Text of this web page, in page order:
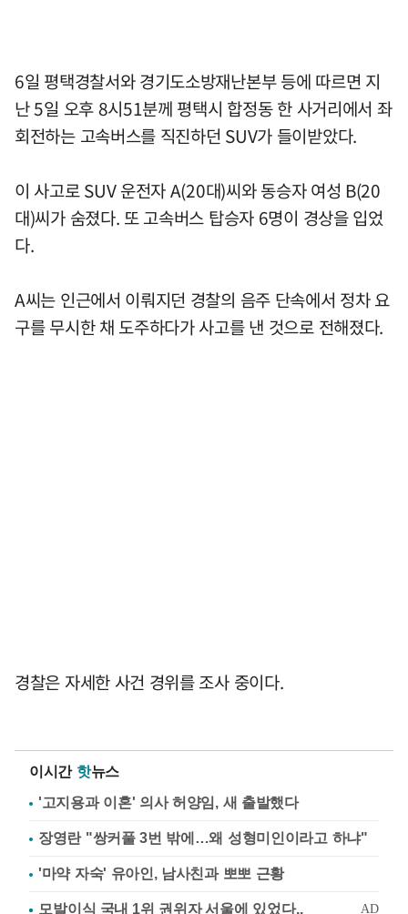
6일 평택경찰서와 경기도소방재난본부 등에 따르면 지
난 5일 오후 8시51분께 평택시 합정동 한 사거리에서 좌
회전하는 고속버스를 직진하던 SUV가 들이받았다.
이 사고로 SUV 운전자 A(20대)씨와 동승자 여성 B(20
대)씨가 숨졌다. 또 고속버스 탑승자 6명이 경상을 입었
다.
A씨는 인근에서 이뤄지던 경찰의 음주 단속에서 정차 요
구를 무시한 채 도주하다가 사고를 낸 것으로 전해졌다.
경찰은 자세한 사건 경위를 조사 중이다.
이시간 핫뉴스
'고지용과 이혼' 의사 허양임, 새 출발했다
장영란 "쌍커풀 3번 밖에…왜 성형미인이라고 하냐"
'마약 자숙' 유아인, 남사친과 뽀뽀 근황